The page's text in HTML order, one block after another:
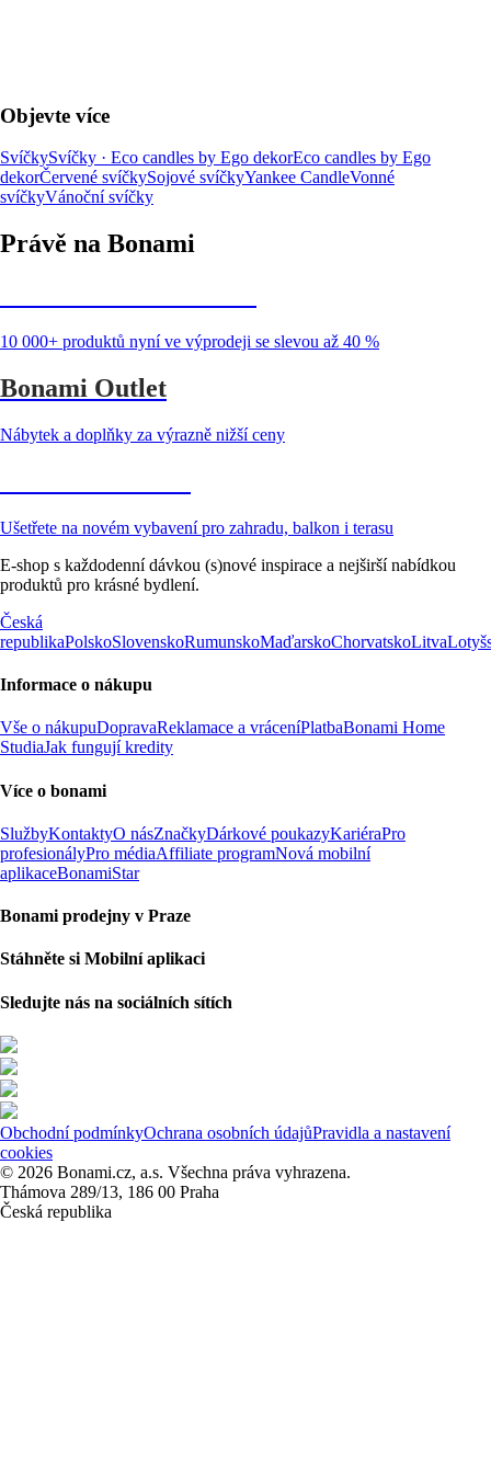
Objevte více
SvíčkySvíčky · Eco candles by Ego dekorEco candles by Ego
dekorČervené svíčkySojové svíčkyYankee CandleVonné
svíčkyVánoční svíčky
Právě na Bonami
10 000+ produktů nyní ve výprodeji se slevou až 40 %
Bonami Outlet
Nábytek a doplňky za výrazně nižší ceny
Ušetřete na novém vybavení pro zahradu, balkon i terasu
E-shop s každodenní dávkou (s)nové inspirace a nejširší nabídkou
produktů pro krásné bydlení.
Česká
republikaPolskoSlovenskoRumunskoMaďarskoChorvatskoLitva
Informace o nákupu
Vše o nákupuDopravaReklamace a vráceníPlatbaBonami Home
StudiaJak fungují kredity
Více o bonami
SlužbyKontaktyO násZnačkyDárkové poukazyKariéraPro
profesionályPro médiaAffiliate programNová mobilní
aplikaceBonamiStar
Bonami prodejny v Praze
Stáhněte si Mobilní aplikaci
Sledujte nás na sociálních sítích
Obchodní podmínkyOchrana osobních údajůPravidla a nastavení
cookies
© 2026 Bonami.cz, a.s. Všechna práva vyhrazena.
Thámova 289/13, 186 00 Praha
Česká republika